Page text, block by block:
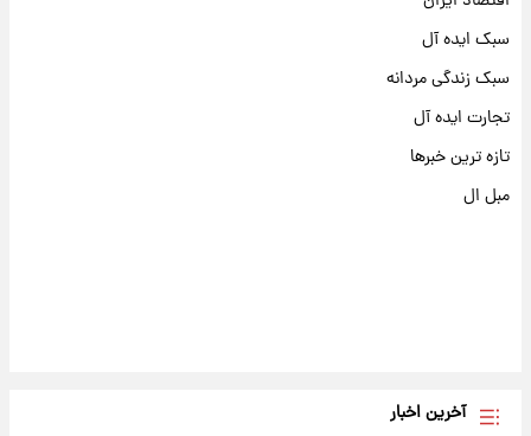
سبک ایده آل
سبک زندگی مردانه
تجارت ایده آل
تازه ترین خبرها
مبل ال
آخرین اخبار